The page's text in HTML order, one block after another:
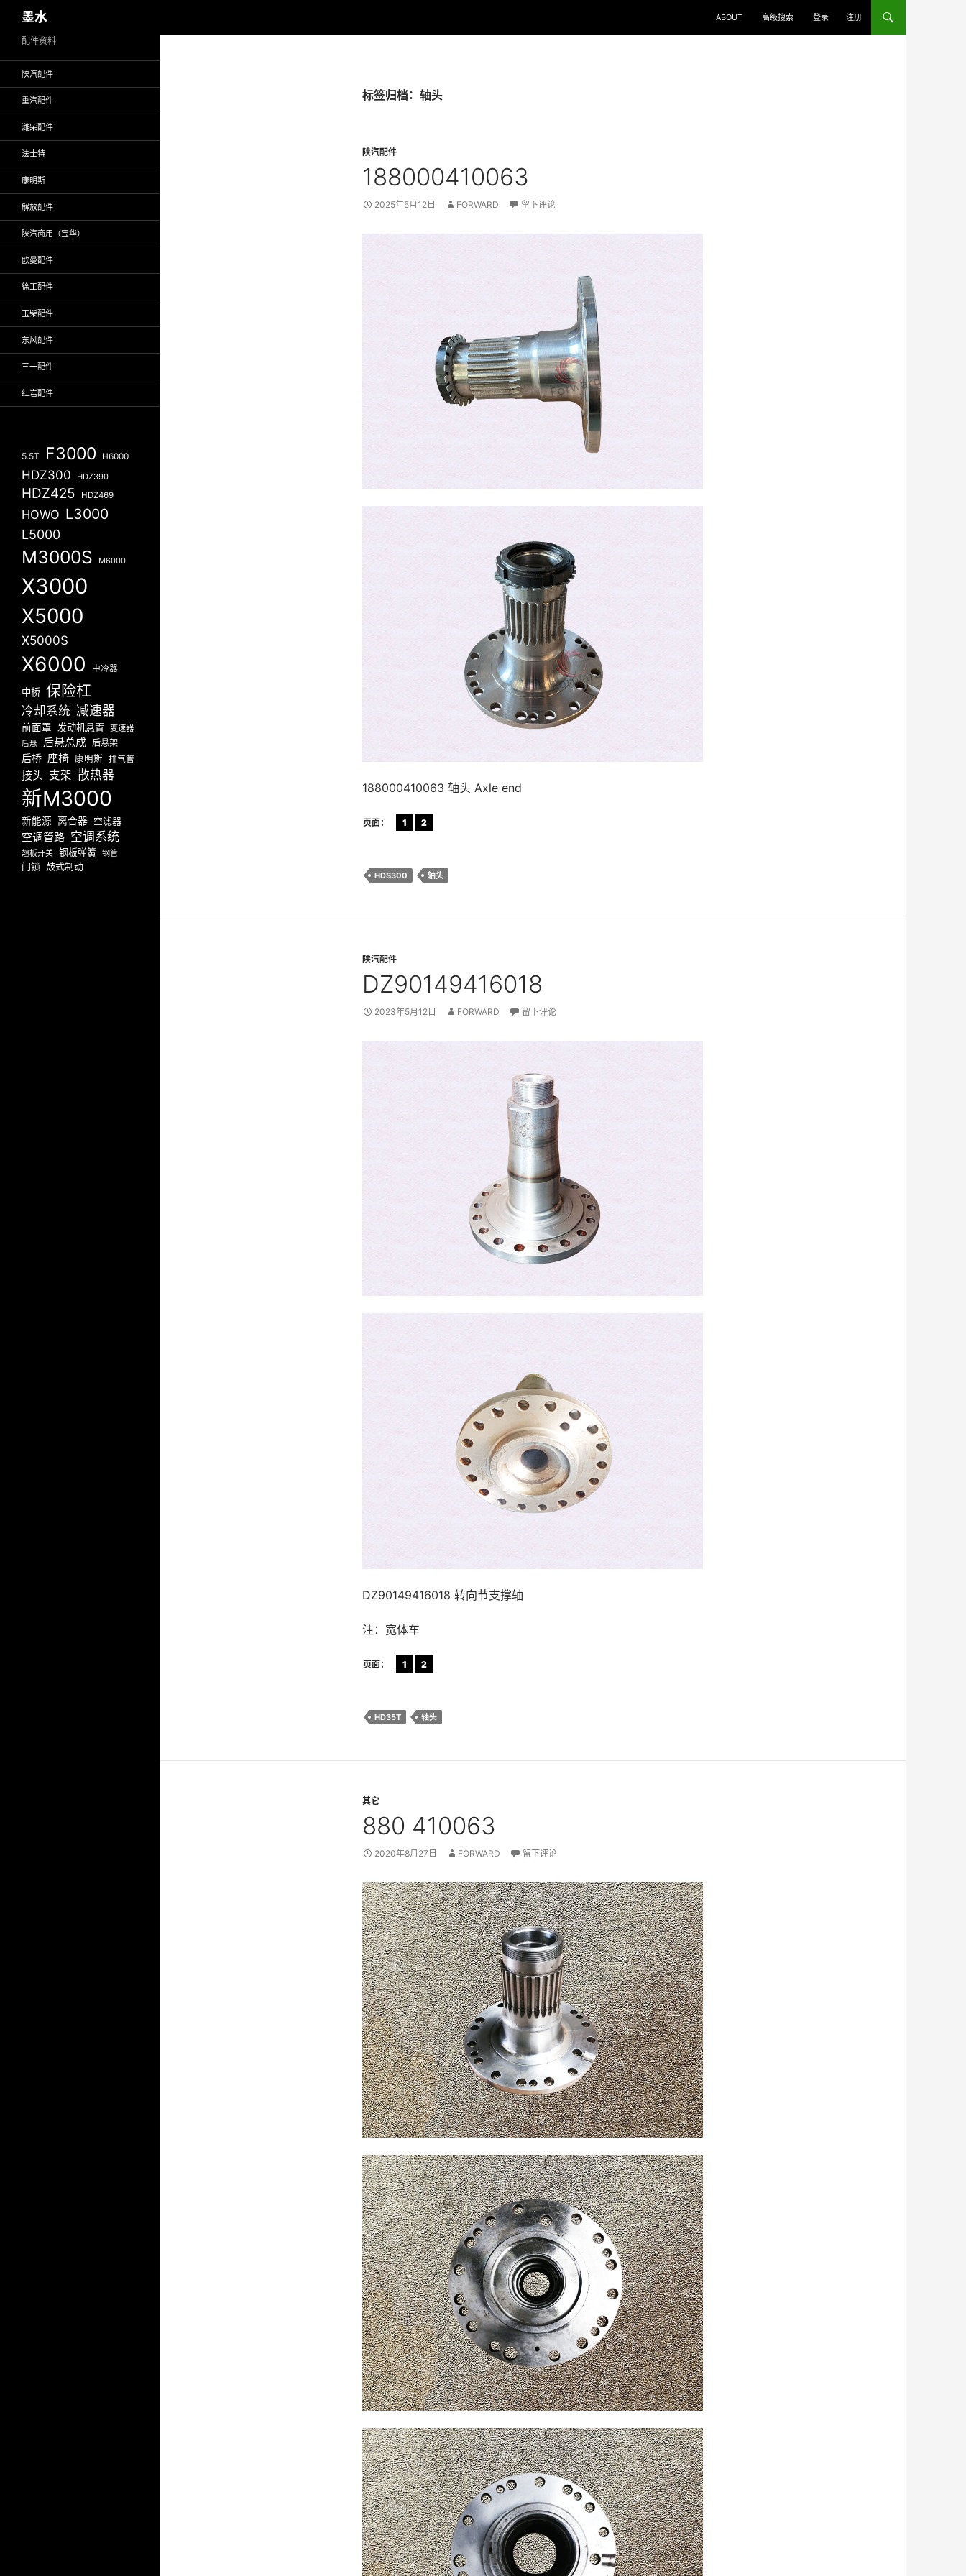
至
墨水 ABOUT 高级搜索 登录 注册
标签归档：轴头
陕汽配件
188000410063
2025年5月12日 FORWARD 留下评论
188000410063 轴头 Axle end
页面： 1 2
HDS300 轴头
陕汽配件
DZ90149416018
2023年5月12日 FORWARD 留下评论
DZ90149416018 转向节支撑轴
注：宽体车
页面： 1 2
HD35T 轴头
其它
880 410063
2020年8月27日 FORWARD 留下评论
配件资料
陕汽配件
重汽配件
潍柴配件
法士特
康明斯
解放配件
陕汽商用（宝华）
欧曼配件
徐工配件
玉柴配件
东风配件
三一配件
红岩配件
5.5T F3000 H6000
HDZ300 HDZ390
HDZ425 HDZ469
HOWO L3000
L5000
M3000S M6000
X3000
X5000
X5000S
X6000 中冷器
中桥 保险杠
冷却系统 减速器
前面罩 发动机悬置 变速器
后悬 后悬总成 后悬架
后桥 座椅 康明斯 排气管
接头 支架 散热器
新M3000
新能源 离合器 空滤器
空调管路 空调系统
翘板开关 钢板弹簧 钢管
门锁 鼓式制动